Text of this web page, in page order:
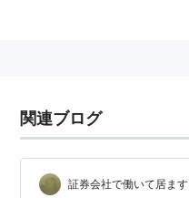
関連ブログ
証券会社で働いて居ます